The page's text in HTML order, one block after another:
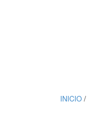
INICIO/